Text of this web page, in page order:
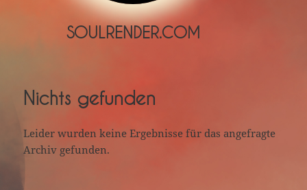
SOULRENDER.COM
Nichts gefunden
Leider wurden keine Ergebnisse für das angefragte
Archiv gefunden.